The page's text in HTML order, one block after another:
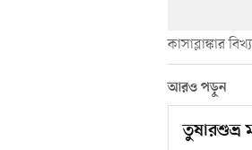
কাসাব্লাঙ্কার
আরও পড়ুন
তুষারশুভ্র